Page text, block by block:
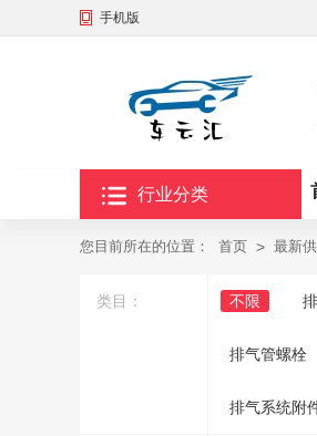
手机版
行业分类
您目前所在的位置： 首页 > 最新
类目： 不限
排气管螺栓
排气系统附